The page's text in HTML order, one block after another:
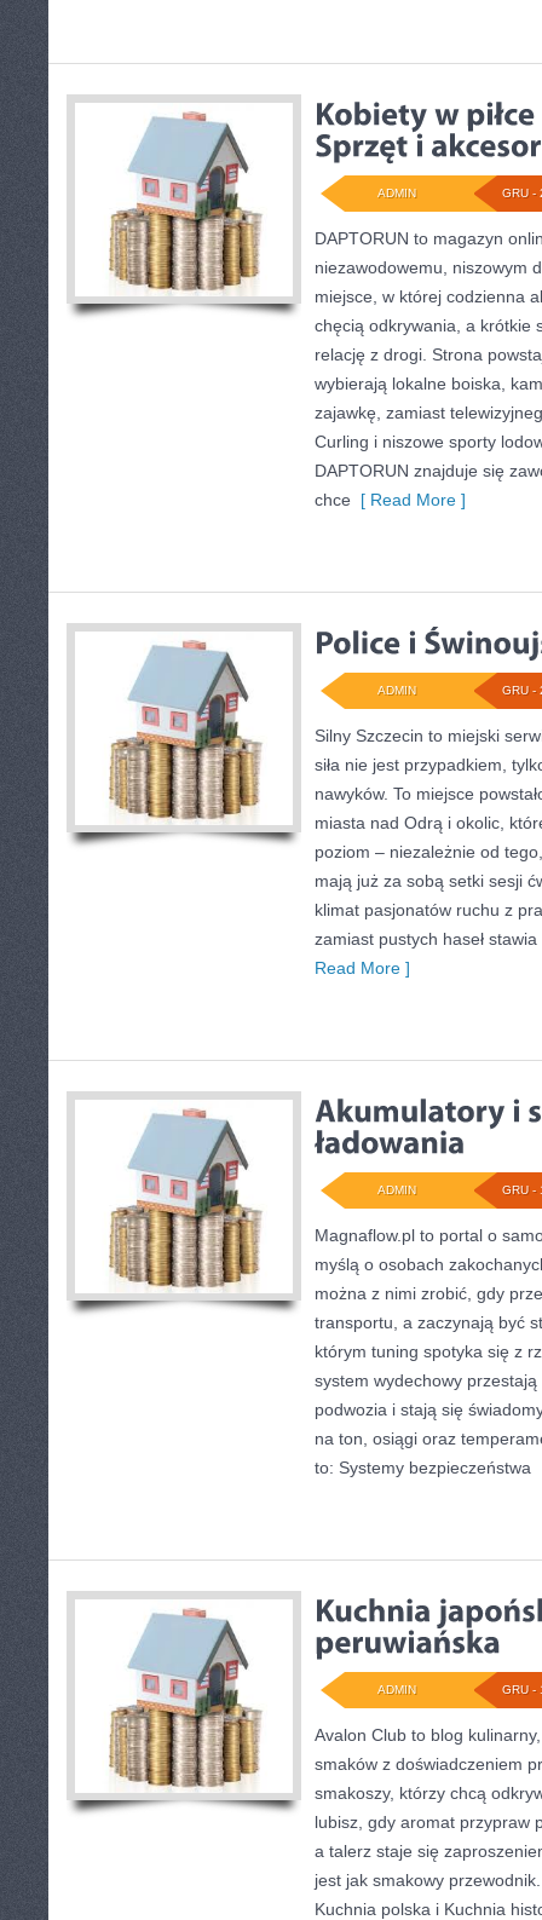
GRU -
ADMIN
DAPTORUN to magazyn
niezawodowemu, niszowym
miejsce, w której codzienna
chęcią odkrywania, a krótkie
relację z drogi. Strona
wybierają lokalne boiska,
zajawkę, zamiast
Curling i niszowe sporty
DAPTORUN znajduje się
chce [ Read More ]
GRU -
ADMIN
Silny Szczecin to miejski
siła nie jest przypadkiem,
nawyków. To miejsce
miasta nad Odrą i okolic,
poziom – niezależnie od
mają już za sobą setki sesji
klimat pasjonatów ruchu z
zamiast pustych haseł
Read More ]
GRU -
ADMIN
Magnaflow.pl to portal o
myślą o osobach
można z nimi zrobić, gdy
transportu, a zaczynają być
którym tuning spotyka się z
system wydechowy
podwozia i stają się
na ton, osiągi oraz
to: Systemy bezpieczeństwa
GRU -
ADMIN
Avalon Club to blog
smaków z doświadczeniem
smakoszy, którzy chcą
lubisz, gdy aromat przypraw
a talerz staje się
jest jak smakowy
Kuchnia polska i Kuchnia